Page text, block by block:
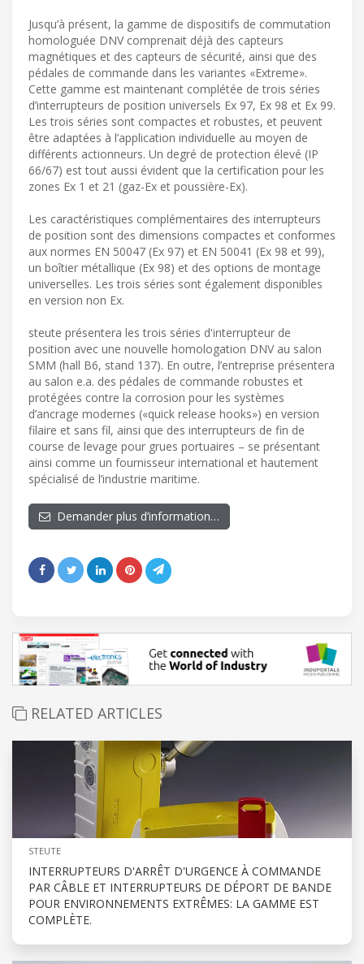
Jusqu’à présent, la gamme de dispositifs de commutation
homologuée DNV comprenait déjà des capteurs
magnétiques et des capteurs de sécurité, ainsi que des
pédales de commande dans les variantes «Extreme».
Cette gamme est maintenant complétée de trois séries
d’interrupteurs de position universels Ex 97, Ex 98 et Ex 99.
Les trois séries sont compactes et robustes, et peuvent
être adaptées à l’application individuelle au moyen de
différents actionneurs. Un degré de protection élevé (IP
66/67) est tout aussi évident que la certification pour les
zones Ex 1 et 21 (gaz-Ex et poussière-Ex).
Les caractéristiques complémentaires des interrupteurs
de position sont des dimensions compactes et conformes
aux normes EN 50047 (Ex 97) et EN 50041 (Ex 98 et 99),
un boîtier métallique (Ex 98) et des options de montage
universelles. Les trois séries sont également disponibles
en version non Ex.
steute présentera les trois séries d'interrupteur de
position avec une nouvelle homologation DNV au salon
SMM (hall B6, stand 137). En outre, l’entreprise présentera
au salon e.a. des pédales de commande robustes et
protégées contre la corrosion pour les systèmes
d’ancrage modernes («quick release hooks») en version
filaire et sans fil, ainsi que des interrupteurs de fin de
course de levage pour grues portuaires – se présentant
ainsi comme un fournisseur international et hautement
spécialisé de l’industrie maritime.
Demander plus d’information…
RELATED ARTICLES
STEUTE
INTERRUPTEURS D'ARRÊT D'URGENCE À COMMANDE
PAR CÂBLE ET INTERRUPTEURS DE DÉPORT DE BANDE
POUR ENVIRONNEMENTS EXTRÊMES: LA GAMME EST
COMPLÈTE.